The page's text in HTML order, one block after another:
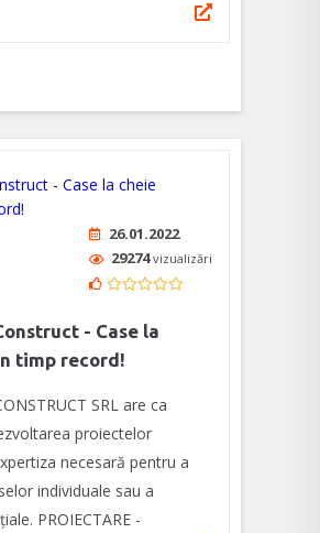
26.01.2022
29274vizualizări
- Case la
timp record!
SRL are ca
proiectelor
necesară pentru a
individuale sau a
PROIECTARE -